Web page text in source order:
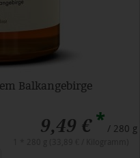
Balkangebirge
9,49 €* / 280 g